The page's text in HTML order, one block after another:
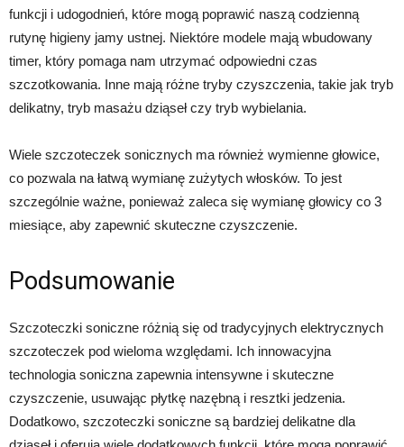
funkcji i udogodnień, które mogą poprawić naszą codzienną
rutynę higieny jamy ustnej. Niektóre modele mają wbudowany
timer, który pomaga nam utrzymać odpowiedni czas
szczotkowania. Inne mają różne tryby czyszczenia, takie jak tryb
delikatny, tryb masażu dziąseł czy tryb wybielania.
Wiele szczoteczek sonicznych ma również wymienne głowice,
co pozwala na łatwą wymianę zużytych włosków. To jest
szczególnie ważne, ponieważ zaleca się wymianę głowicy co 3
miesiące, aby zapewnić skuteczne czyszczenie.
Podsumowanie
Szczoteczki soniczne różnią się od tradycyjnych elektrycznych
szczoteczek pod wieloma względami. Ich innowacyjna
technologia soniczna zapewnia intensywne i skuteczne
czyszczenie, usuwając płytkę nazębną i resztki jedzenia.
Dodatkowo, szczoteczki soniczne są bardziej delikatne dla